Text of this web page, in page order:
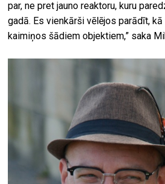
par, ne pret jauno reaktoru, kuru
gadā. Es vienkārši vēlējos parādīt,
kaimiņos šādiem objektiem,” saka